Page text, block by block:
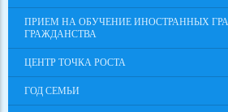
ПРИЕМ НА ОБУЧЕНИЕ ИНОСТРАННЫХ
ГРАЖДАНСТВА
ЦЕНТР ТОЧКА РОСТА
ГОД СЕМЬИ